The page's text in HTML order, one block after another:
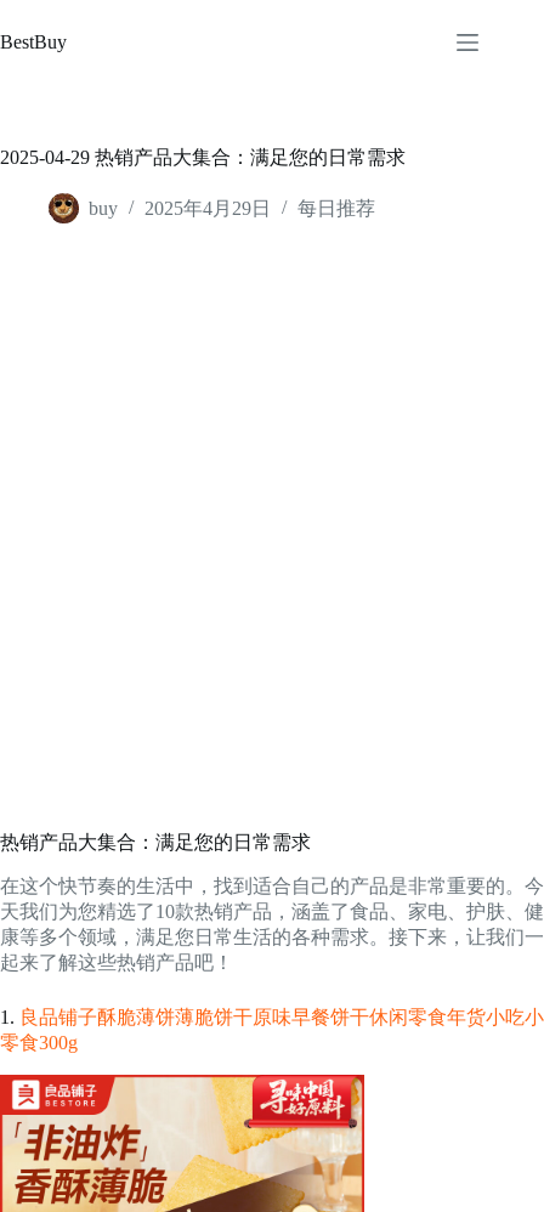
至
BestBuy
2025-04-29 热销产品大集合：满足您的日常需求
buy 2025年4月29日 每日推荐
热销产品大集合：满足您的日常需求
在这个快节奏的生活中，找到适合自己的产品是非常重要的。今
天我们为您精选了10款热销产品，涵盖了食品、家电、护肤、健
康等多个领域，满足您日常生活的各种需求。接下来，让我们一
起来了解这些热销产品吧！
1. 良品铺子酥脆薄饼薄脆饼干原味早餐饼干休闲零食年货小吃小
零食300g